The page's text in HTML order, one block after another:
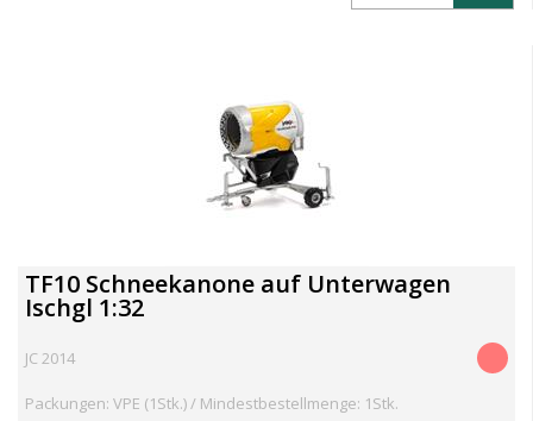
TF10 Schneekanone auf Unterwagen
Ischgl 1:32
JC 2014
Packungen: VPE (1Stk.) / Mindestbestellmenge: 1Stk.